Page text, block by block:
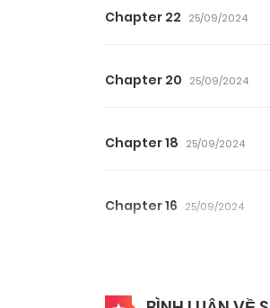
Chapter 22 25/09/2024
Chapter 20 25/09/2024
Chapter 18 25/09/2024
Chapter 16 25/09/2024